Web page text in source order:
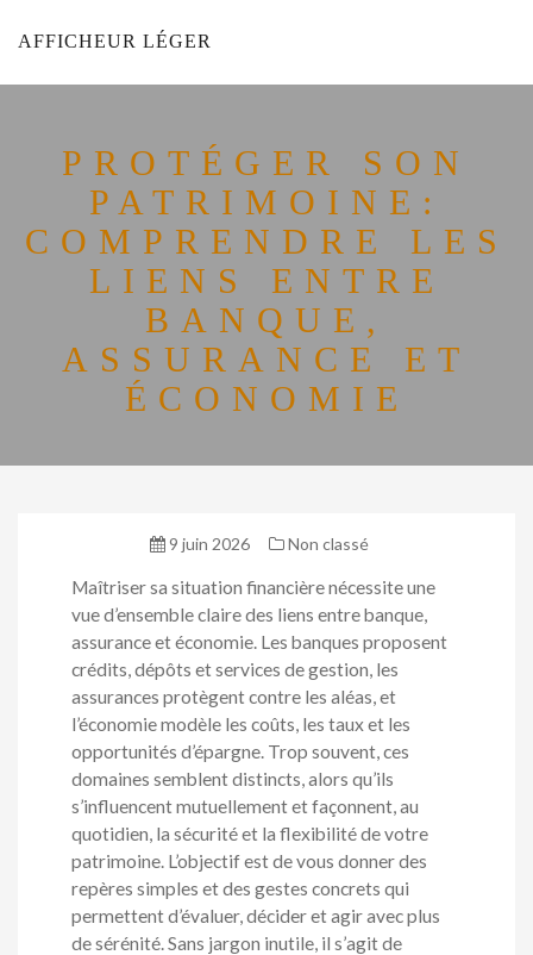
AFFICHEUR LÉGER
PROTÉGER SON
PATRIMOINE:
COMPRENDRE LES
LIENS ENTRE
BANQUE,
ASSURANCE ET
ÉCONOMIE
9 juin 2026 Non classé
Maîtriser sa situation financière nécessite une
vue d’ensemble claire des liens entre banque,
assurance et économie. Les banques proposent
crédits, dépôts et services de gestion, les
assurances protègent contre les aléas, et
l’économie modèle les coûts, les taux et les
opportunités d’épargne. Trop souvent, ces
domaines semblent distincts, alors qu’ils
s’influencent mutuellement et façonnent, au
quotidien, la sécurité et la flexibilité de votre
patrimoine. L’objectif est de vous donner des
repères simples et des gestes concrets qui
permettent d’évaluer, décider et agir avec plus
de sérénité. Sans jargon inutile, il s’agit de